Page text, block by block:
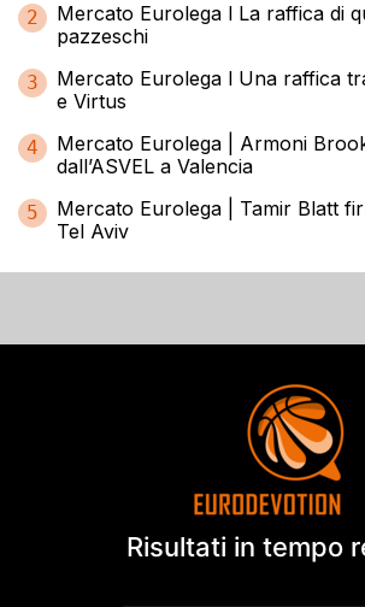
2
Mercato Eurolega l La raffica di
pazzeschi
3
Mercato Eurolega l Una raffica
e Virtus
4
Mercato Eurolega | Armoni
dall’ASVEL a Valencia
5
Mercato Eurolega | Tamir Blatt
Tel Aviv
Risultati in tempo